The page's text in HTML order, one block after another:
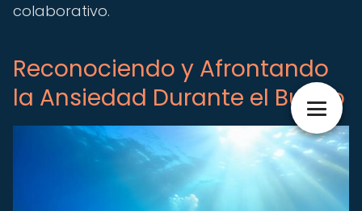
colaborativo.
Reconociendo y Afrontando
la Ansiedad Durante el Buceo